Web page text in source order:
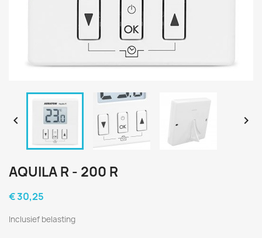
 
AQUILA R - 200 R
€ 30,25
Inclusief belasting